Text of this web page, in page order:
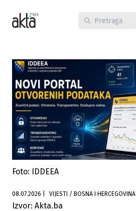
Foto: IDDEEA
08.07.2026 VIJESTI / BOSNA I HERCEGOVINA
Izvor: Akta.ba